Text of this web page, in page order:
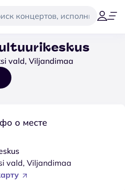
vald, Viljandimaa
о месте
vald, Viljandimaa